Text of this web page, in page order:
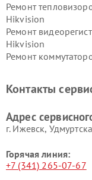
Ремонт
Hikvision
Ремонт
Hikvision
Ремонт
Контакты
Адрес
г. Ижевск,
Горячая линия:
+7 (341) 265-07-67